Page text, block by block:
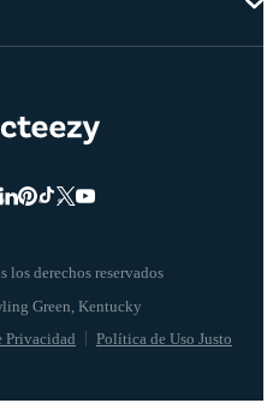
derechos reservados
Privacidad Política de Uso Justo